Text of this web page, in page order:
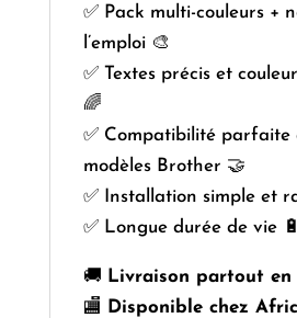
✅ Pack multi-couleurs +
l’emploi 🎨
✅ Textes précis et
🌈
✅ Compatibilité parfaite
modèles Brother 🤝
✅ Installation simple et
✅ Longue durée de vie 🔋
🚚 Livraison partout
🏬
Disponible chez